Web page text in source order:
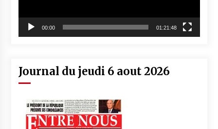
00:00 01:21:48
Journal du jeudi 6 aout 2026